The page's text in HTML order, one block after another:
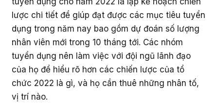
lược chi tiết để giúp đạt được các mục tiêu tuyển
dụng trong năm nay bao gồm dự đoán số lượng
nhân viên mới trong 10 tháng tới. Các nhóm
tuyển dụng nên làm việc với đội ngũ lãnh đạo
của họ để hiểu rõ hơn các chiến lược của tổ
chức 2022 là gì, và họ cần thuê những nhân tố,
vị trí nào.